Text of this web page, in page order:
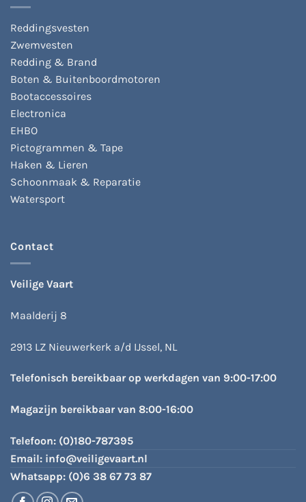
gekozen
productpagina
Reddingsvesten
Zwemvesten
Redding & Brand
Boten & Buitenboordmotoren
Bootaccessoires
Electronica
EHBO
Pictogrammen & Tape
Haken & Lieren
Schoonmaak & Reparatie
Watersport
Contact
Veilige Vaart
Maalderij 8
2913 LZ Nieuwerkerk a/d IJssel, NL
Telefonisch bereikbaar op werkdagen van 9:00-17:00
Magazijn bereikbaar van 8:00-16:00
Telefoon: (0)180-787395
Email: info@veiligevaart.nl
Whatsapp: (0)6 38 67 73 87